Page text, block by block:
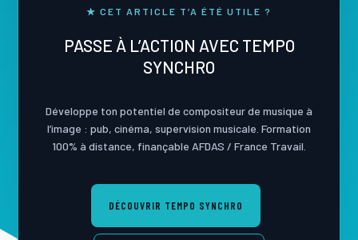
★ CET ARTICLE T’A ÉTÉ UTILE ?
PASSE À L’ACTION AVEC TEMPO
SYNCHRO
Développe ton potentiel de compositeur de musique à
l’image : pub, cinéma, supervision musicale. Formation
100% à distance, finançable AFDAS / France Travail.
DÉCOUVRIR TEMPO SYNCHRO